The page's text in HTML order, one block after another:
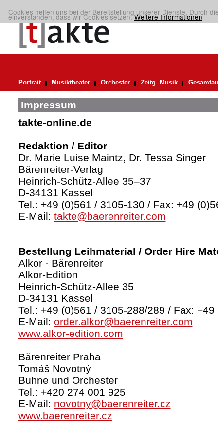
Cookies helfen uns bei der Bereitstellung unserer Dienste. Durch
einverstanden, dass wir Cookies setzen.Weitere Informationen
Portrait Musiktheater Orchester Zeitg. Musik
Impressum
takte-online.de
Redaktion / Editor
Dr. Marie Luise Maintz, Dr. Tessa Singer
Bärenreiter-Verlag
Heinrich-Schütz-Allee 35–37
D-34131 Kassel
Tel.: +49 (0)561 / 3105-130 / Fax: +49
E-Mail: takte@baerenreiter.com
Bestellung Leihmaterial / Order Hire
Alkor · Bärenreiter
Alkor-Edition
Heinrich-Schütz-Allee 35
D-34131 Kassel
Tel.: +49 (0)561 / 3105-288/289 / Fax:
E-Mail: order.alkor@baerenreiter.com
www.alkor-edition.com
Bärenreiter Praha
Tomáš Novotný
Bühne und Orchester
Tel.: +420 274 001 925
E-Mail: novotny@baerenreiter.cz
www.baerenreiter.cz